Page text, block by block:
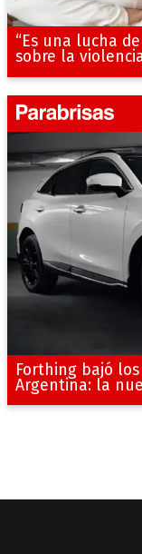
“Es una lucha
sobre la
Forthing bajó
Argentina: la